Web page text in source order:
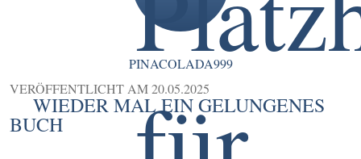
PINACOLADA999
VERÖFFENTLICHT AM20.05.2025
WIEDER MAL EIN GELUNGENES
BUCH